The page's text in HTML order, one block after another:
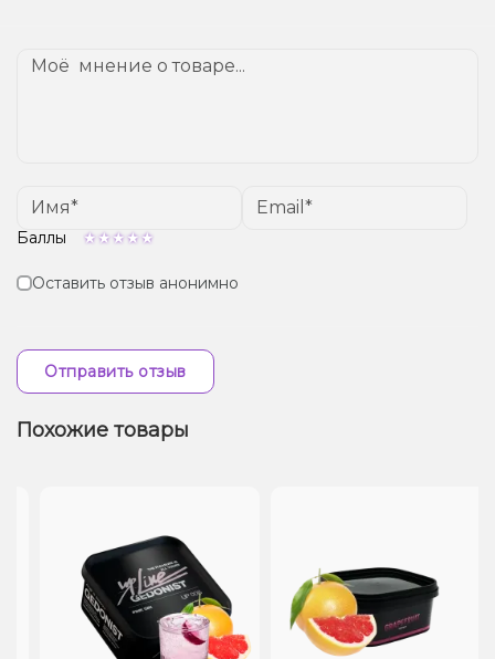
Баллы
Оставить отзыв анонимно
Отправить отзыв
Похожие товары